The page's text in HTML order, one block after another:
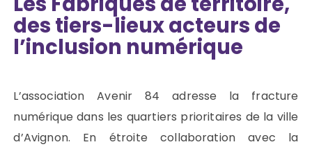
des tiers-lieux acteurs de
l’inclusion numérique
L’association Avenir 84 adresse la fracture
numérique dans les quartiers prioritaires de la ville
d’Avignon. En étroite collaboration avec la